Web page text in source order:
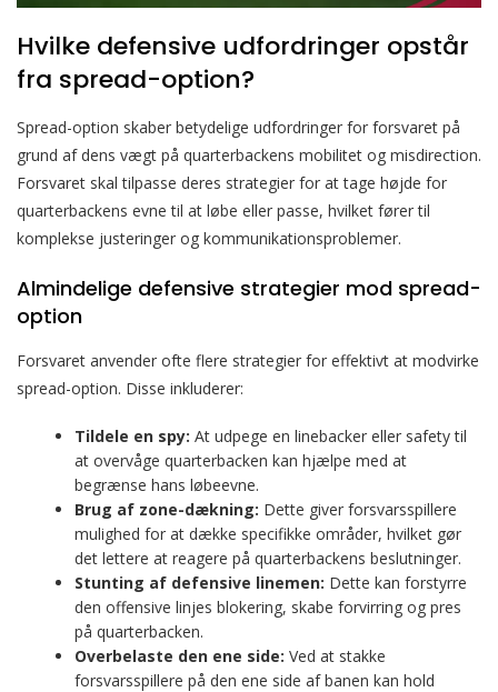
Hvilke defensive udfordringer opstår
fra spread-option?
Spread-option skaber betydelige udfordringer for forsvaret på
grund af dens vægt på quarterbackens mobilitet og misdirection.
Forsvaret skal tilpasse deres strategier for at tage højde for
quarterbackens evne til at løbe eller passe, hvilket fører til
komplekse justeringer og kommunikationsproblemer.
Almindelige defensive strategier mod spread-
option
Forsvaret anvender ofte flere strategier for effektivt at modvirke
spread-option. Disse inkluderer:
Tildele en spy: At udpege en linebacker eller safety til
at overvåge quarterbacken kan hjælpe med at
begrænse hans løbeevne.
Brug af zone-dækning: Dette giver forsvarsspillere
mulighed for at dække specifikke områder, hvilket gør
det lettere at reagere på quarterbackens beslutninger.
Stunting af defensive linemen: Dette kan forstyrre
den offensive linjes blokering, skabe forvirring og pres
på quarterbacken.
Overbelaste den ene side: Ved at stakke
forsvarsspillere på den ene side af banen kan hold